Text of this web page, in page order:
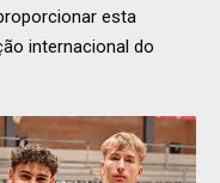
esta
internacional do